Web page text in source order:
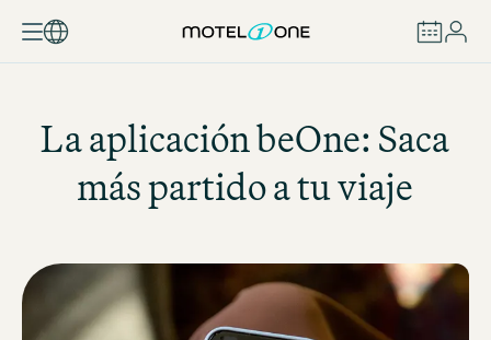
La aplicación beOne: Saca
más partido a tu viaje